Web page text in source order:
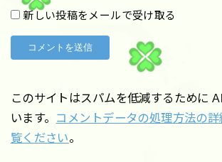
新しい投稿をメールで受け取る
このサイトはスパムを低減するために
います。 コメントデータの処理方法の
覧ください。